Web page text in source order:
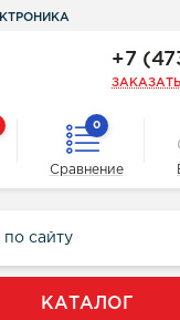
+7
0
Сравнение
КАТАЛОГ